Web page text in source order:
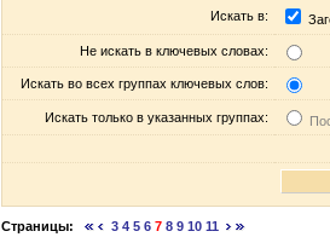
Искать в:
Не искать в ключевых словах:
Искать во всех группах ключевых слов:
Искать только в указанных группах:
Страницы: 3 4 5 6 7 8 9 10 11